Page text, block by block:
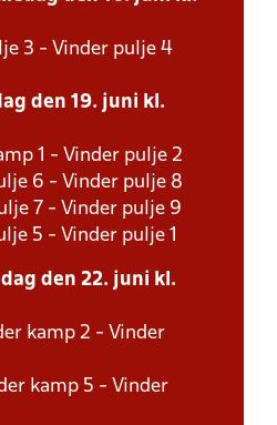
3 - Vinder pulje 4
den 19. juni kl.
1 - Vinder pulje 2
6 - Vinder pulje 8
7 - Vinder pulje 9
5 - Vinder pulje 1
den 22. juni kl.
kamp 2 - Vinder
kamp 5 - Vinder